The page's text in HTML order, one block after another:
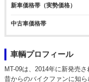
新車価格帯（実勢価格）
中古車価格帯
車輌プロフィール
MT-09は、2014年に新発売
昔からのバイクファンに知